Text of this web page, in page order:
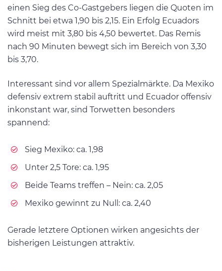
einen Sieg des Co-Gastgebers liegen die Quoten im
Schnitt bei etwa 1,90 bis 2,15. Ein Erfolg Ecuadors
wird meist mit 3,80 bis 4,50 bewertet. Das Remis
nach 90 Minuten bewegt sich im Bereich von 3,30
bis 3,70.
Interessant sind vor allem Spezialmärkte. Da Mexiko
defensiv extrem stabil auftritt und Ecuador offensiv
inkonstant war, sind Torwetten besonders
spannend:
Sieg Mexiko: ca. 1,98
Unter 2,5 Tore: ca. 1,95
Beide Teams treffen – Nein: ca. 2,05
Mexiko gewinnt zu Null: ca. 2,40
Gerade letztere Optionen wirken angesichts der
bisherigen Leistungen attraktiv.